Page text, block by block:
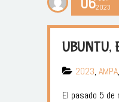
2023
UBUNTU,
2023, AMPA,
El pasado 5